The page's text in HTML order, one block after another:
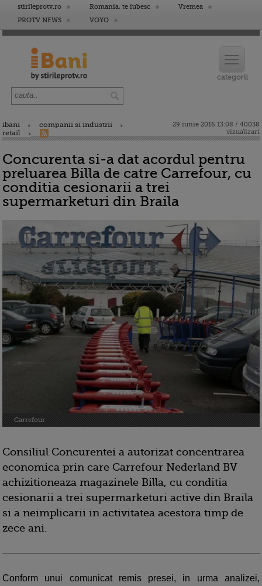
stirileprotv.ro Romania, te iubesc
Vremea
PROTV NEWS
VOYO
ibani
companii si industrii
retail
29 iunie 2016 13:08 / 40038
vizualizari
Concurenta si-a dat acordul pentru
preluarea Billa de catre Carrefour, cu
conditia cesionarii a trei
supermarketuri din Braila
Carrefour
Consiliul Concurentei a autorizat concentrarea
economica prin care Carrefour Nederland BV
achizitioneaza magazinele Billa, cu conditia
cesionarii a trei supermarketuri active din Braila
si a neimplicarii in activitatea acestora timp de
zece ani.
Conform unui comunicat remis presei, in urma analizei,